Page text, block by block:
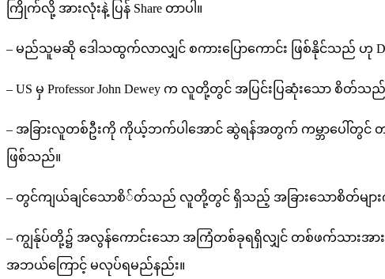
ကြိုက်လို့ အားလုံးနဲ့ ပြန် Share တာပါ။
– မည်သူမဆို ဒေါသထွက်လာလျှင် စကားပြောကောင်း ဖြစ်နိုင်သည် ဟု
– US မှ Professor John Dewey က လူတို့တွင် အပြင်းပြဆုံးသေ
– အခြားလူတစ်ဦးကို ကိုယ့်ဘက်ပါအောင် ဆွဲရန်အတွက် ကမ္ဘာပေါ်တွ
ဖြစ်သည်။
– တွင်ကျယ်ချင်သောစိ်တ်သည် လူတို့တွင် ရှိသည့် အခြားသောစိတ်များ
– ကျွန်ုပ်တို့၌ အလွန်ကောင်းသော အကြံတစ်ခုရရှိလျှင် တစ်ဖက်သာ
အဘယ်ကြောင့် မလုပ်ရမည်နည်း။